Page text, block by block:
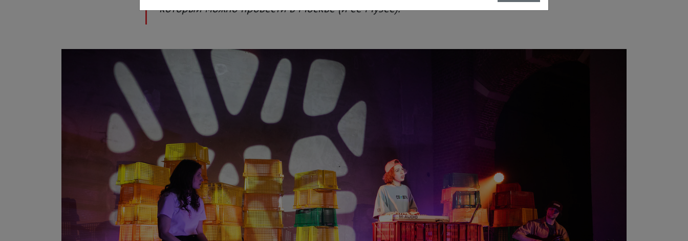
который можно провести в Москве (и её Музее).